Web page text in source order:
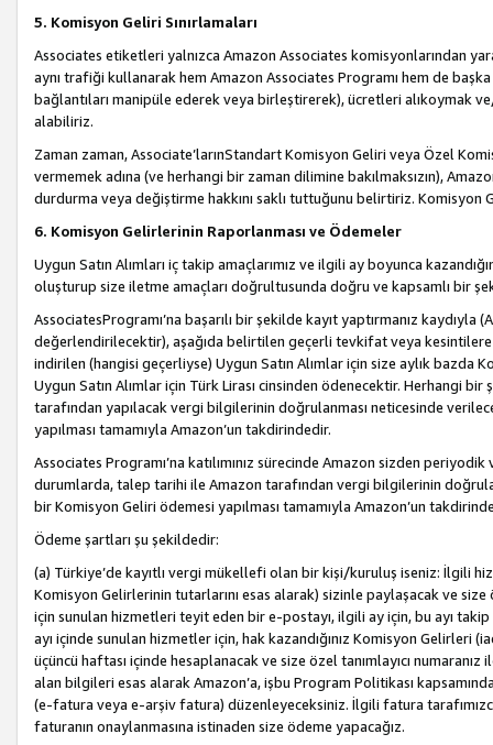
5. Komisyon Geliri Sınırlamaları
Associates etiketleri yalnızca Amazon Associates komisyonlarından
aynı trafiği kullanarak hem Amazon Associates Programı hem de
bağlantıları manipüle ederek veya birleştirerek), ücretleri alıkoymak
alabiliriz.
Zaman zaman, Associate’larınStandart Komisyon Geliri veya Özel
vermemek adına (ve herhangi bir zaman dilimine bakılmaksızın),
durdurma veya değiştirme hakkını saklı tuttuğunu belirtiriz. Komisyon
6. Komisyon Gelirlerinin Raporlanması ve Ödemeler
Uygun Satın Alımları iç takip amaçlarımız ve ilgili ay boyunca
oluşturup size iletme amaçları doğrultusunda doğru ve kapsamlı bir
AssociatesProgramı’na başarılı bir şekilde kayıt yaptırmanız
değerlendirilecektir), aşağıda belirtilen geçerli tevkifat veya
indirilen (hangisi geçerliyse) Uygun Satın Alımlar için size aylık
Uygun Satın Alımlar için Türk Lirası cinsinden ödenecektir. Herhangi
tarafından yapılacak vergi bilgilerinin doğrulanması neticesinde
yapılması tamamıyla Amazon’un takdirindedir.
Associates Programı’na katılımınız sürecinde Amazon sizden
durumlarda, talep tarihi ile Amazon tarafından vergi bilgilerinin
bir Komisyon Geliri ödemesi yapılması tamamıyla Amazon’un
Ödeme şartları şu şekildedir:
(a) Türkiye’de kayıtlı vergi mükellefi olan bir kişi/kuruluş iseniz: İlgili
Komisyon Gelirlerinin tutarlarını esas alarak) sizinle paylaşacak ve
için sunulan hizmetleri teyit eden bir e-postayı, ilgili ay için, bu ayı
ayı içinde sunulan hizmetler için, hak kazandığınız Komisyon Gelirleri
üçüncü haftası içinde hesaplanacak ve size özel tanımlayıcı
alan bilgileri esas alarak Amazon’a, işbu Program Politikası
(e-fatura veya e-arşiv fatura) düzenleyeceksiniz. İlgili fatura
faturanın onaylanmasına istinaden size ödeme yapacağız.